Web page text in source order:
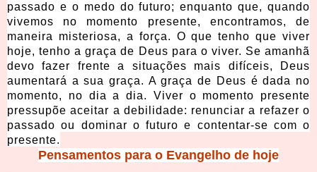
passado e o medo do futuro; enquanto que, quando
vivemos no momento presente, encontramos, de
maneira misteriosa, a força. O que tenho que viver
hoje, tenho a graça de Deus para o viver. Se amanhã
devo fazer frente a situações mais difíceis, Deus
aumentará a sua graça. A graça de Deus é dada no
momento, no dia a dia. Viver o momento presente
pressupõe aceitar a debilidade: renunciar a refazer o
passado ou dominar o futuro e contentar-se com o
presente.
Pensamentos para o Evangelho de hoje